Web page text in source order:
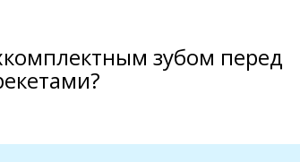
зубом перед